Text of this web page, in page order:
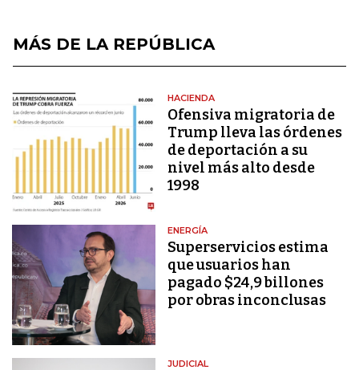
MÁS DE LA REPÚBLICA
HACIENDA
Ofensiva migratoria de
Trump lleva las órdenes
de deportación a su
nivel más alto desde
1998
ENERGÍA
Superservicios estima
que usuarios han
pagado $24,9 billones
por obras inconclusas
JUDICIAL